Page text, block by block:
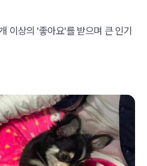
이상의 '좋아요'를 받으며 큰 인기